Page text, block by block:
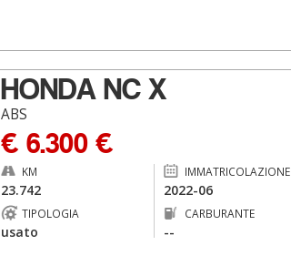
HONDA NC X
ABS
€ 6.300 €
KM
23.742
IMMATRICOLAZIONE
2022-06
TIPOLOGIA
usato
CARBURANTE
--